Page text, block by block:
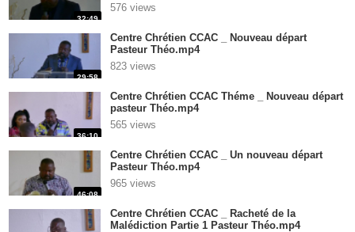
32:49
576 views
29:58
Centre Chrétien CCAC _ Nouveau départ
Pasteur Théo.mp4
823 views
36:10
Centre Chrétien CCAC Théme _ Nouveau départ
pasteur Théo.mp4
565 views
46:08
Centre Chrétien CCAC _ Un nouveau départ
Pasteur Théo.mp4
965 views
Centre Chrétien CCAC _ Racheté de la
Malédiction Partie 1 Pasteur Théo.mp4